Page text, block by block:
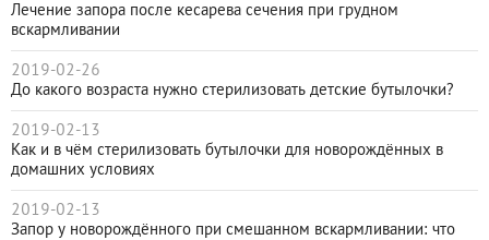
Лечение запора после кесарева сечения при грудном
вскармливании
2019-02-26
До какого возраста нужно стерилизовать детские бутылочки?
2019-02-13
Как и в чём стерилизовать бутылочки для новорождённых в
домашних условиях
2019-02-13
Запор у новорождённого при смешанном вскармливании: что